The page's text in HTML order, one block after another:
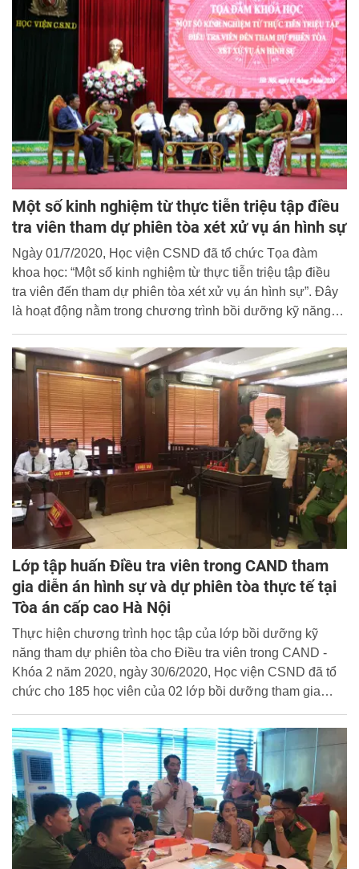
Một số kinh nghiệm từ thực tiễn triệu tập điều
tra viên tham dự phiên tòa xét xử vụ án hình sự
Ngày 01/7/2020, Học viện CSND đã tổ chức Tọa đàm
khoa học: “Một số kinh nghiệm từ thực tiễn triệu tập điều
tra viên đến tham dự phiên tòa xét xử vụ án hình sự”. Đây
là hoạt động nằm trong chương trình bồi dưỡng kỹ năng
đạo Bộ Công an chỉ đạo Học viện CSND thực hiện.
Lớp tập huấn Điều tra viên trong CAND tham
gia diễn án hình sự và dự phiên tòa thực tế tại
Tòa án cấp cao Hà Nội
Thực hiện chương trình học tập của lớp bồi dưỡng kỹ
năng tham dự phiên tòa cho Điều tra viên trong CAND -
Khóa 2 năm 2020, ngày 30/6/2020, Học viện CSND đã tổ
chức cho 185 học viên của 02 lớp bồi dưỡng tham gia
Học viện.